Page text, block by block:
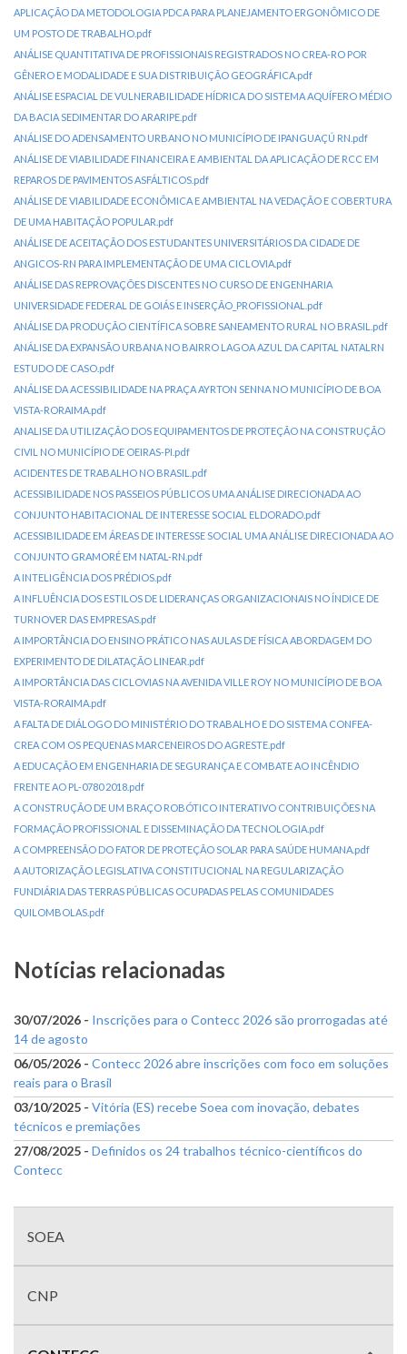
APLICAÇÃO DA METODOLOGIA PDCA PARA PLANEJAMENTO ERGONÔMICO DE
UM POSTO DE TRABALHO.pdf
ANÁLISE QUANTITATIVA DE PROFISSIONAIS REGISTRADOS NO CREA-RO POR
GÊNERO E MODALIDADE E SUA DISTRIBUIÇÃO GEOGRÁFICA.pdf
ANÁLISE ESPACIAL DE VULNERABILIDADE HÍDRICA DO SISTEMA AQUÍFERO MÉDIO
DA BACIA SEDIMENTAR DO ARARIPE.pdf
ANÁLISE DO ADENSAMENTO URBANO NO MUNICÍPIO DE IPANGUAÇÚ RN.pdf
ANÁLISE DE VIABILIDADE FINANCEIRA E AMBIENTAL DA APLICAÇÃO DE RCC EM
REPAROS DE PAVIMENTOS ASFÁLTICOS.pdf
ANÁLISE DE VIABILIDADE ECONÔMICA E AMBIENTAL NA VEDAÇÃO E COBERTURA
DE UMA HABITAÇÃO POPULAR.pdf
ANÁLISE DE ACEITAÇÃO DOS ESTUDANTES UNIVERSITÁRIOS DA CIDADE DE
ANGICOS-RN PARA IMPLEMENTAÇÃO DE UMA CICLOVIA.pdf
ANÁLISE DAS REPROVAÇÕES DISCENTES NO CURSO DE ENGENHARIA
UNIVERSIDADE FEDERAL DE GOIÁS E INSERÇÃO_PROFISSIONAL.pdf
ANÁLISE DA PRODUÇÃO CIENTÍFICA SOBRE SANEAMENTO RURAL NO BRASIL.pdf
ANÁLISE DA EXPANSÃO URBANA NO BAIRRO LAGOA AZUL DA CAPITAL NATALRN
ESTUDO DE CASO.pdf
ANÁLISE DA ACESSIBILIDADE NA PRAÇA AYRTON SENNA NO MUNICÍPIO DE BOA
VISTA-RORAIMA.pdf
ANALISE DA UTILIZAÇÃO DOS EQUIPAMENTOS DE PROTEÇÃO NA CONSTRUÇÃO
CIVIL NO MUNICÍPIO DE OEIRAS-PI.pdf
ACIDENTES DE TRABALHO NO BRASIL.pdf
ACESSIBILIDADE NOS PASSEIOS PÚBLICOS UMA ANÁLISE DIRECIONADA AO
CONJUNTO HABITACIONAL DE INTERESSE SOCIAL ELDORADO.pdf
ACESSIBILIDADE EM ÁREAS DE INTERESSE SOCIAL UMA ANÁLISE DIRECIONADA AO
CONJUNTO GRAMORÉ EM NATAL-RN.pdf
A INTELIGÊNCIA DOS PRÉDIOS.pdf
A INFLUÊNCIA DOS ESTILOS DE LIDERANÇAS ORGANIZACIONAIS NO ÍNDICE DE
TURNOVER DAS EMPRESAS.pdf
A IMPORTÂNCIA DO ENSINO PRÁTICO NAS AULAS DE FÍSICA ABORDAGEM DO
EXPERIMENTO DE DILATAÇÃO LINEAR.pdf
A IMPORTÂNCIA DAS CICLOVIAS NA AVENIDA VILLE ROY NO MUNICÍPIO DE BOA
VISTA-RORAIMA.pdf
A FALTA DE DIÁLOGO DO MINISTÉRIO DO TRABALHO E DO SISTEMA CONFEA-
CREA COM OS PEQUENAS MARCENEIROS DO AGRESTE.pdf
A EDUCAÇÃO EM ENGENHARIA DE SEGURANÇA E COMBATE AO INCÊNDIO
FRENTE AO PL-0780 2018.pdf
A CONSTRUÇÃO DE UM BRAÇO ROBÓTICO INTERATIVO CONTRIBUIÇÕES NA
FORMAÇÃO PROFISSIONAL E DISSEMINAÇÃO DA TECNOLOGIA.pdf
A COMPREENSÃO DO FATOR DE PROTEÇÃO SOLAR PARA SAÚDE HUMANA.pdf
A AUTORIZAÇÃO LEGISLATIVA CONSTITUCIONAL NA REGULARIZAÇÃO
FUNDIÁRIA DAS TERRAS PÚBLICAS OCUPADAS PELAS COMUNIDADES
QUILOMBOLAS.pdf
Notícias relacionadas
30/07/2026 - Inscrições para o Contecc 2026 são prorrogadas até
14 de agosto
06/05/2026 - Contecc 2026 abre inscrições com foco em soluções
reais para o Brasil
03/10/2025 - Vitória (ES) recebe Soea com inovação, debates
técnicos e premiações
27/08/2025 - Definidos os 24 trabalhos técnico-científicos do
Contecc
com
SOEA
CNP